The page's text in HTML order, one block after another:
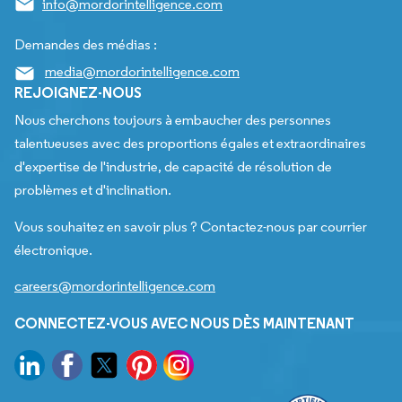
info@mordorintelligence.com
Demandes des médias :
media@mordorintelligence.com
REJOIGNEZ-NOUS
Nous cherchons toujours à embaucher des personnes
talentueuses avec des proportions égales et extraordinaires
d'expertise de l'industrie, de capacité de résolution de
problèmes et d'inclination.
Vous souhaitez en savoir plus ? Contactez-nous par courrier
électronique.
careers@mordorintelligence.com
CONNECTEZ-VOUS AVEC NOUS DÈS MAINTENANT